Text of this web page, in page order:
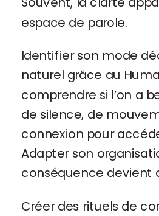
espace de parole.
Identifier son mode
naturel grâce au
comprendre si l’on a
de silence, de
connexion pour
Adapter son
conséquence devient
Créer des rituels de